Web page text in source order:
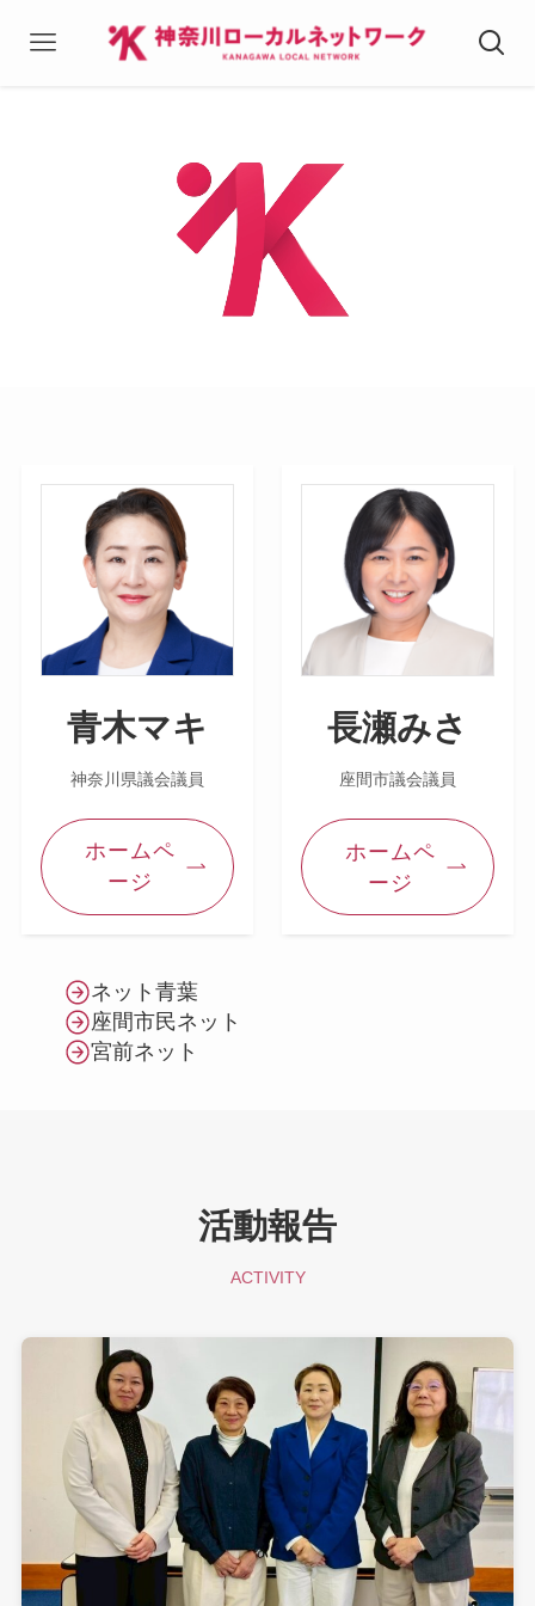
青木マキ
神奈川県議会議員
ホームペ
ージ
長瀬みさ
座間市議会議員
ホームペ
ージ
ネット青葉
座間市民ネット
宮前ネット
活動報告
ACTIVITY